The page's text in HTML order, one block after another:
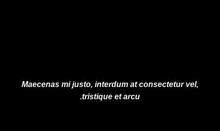
Maecenas mi justo, interdum at consectetur vel,
tristique et arcu.